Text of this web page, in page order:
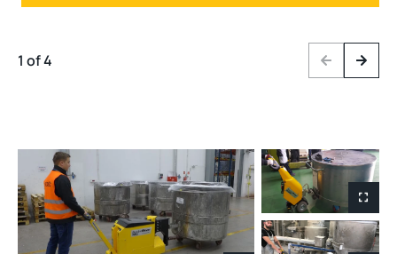
1 of 4 PreviousNext